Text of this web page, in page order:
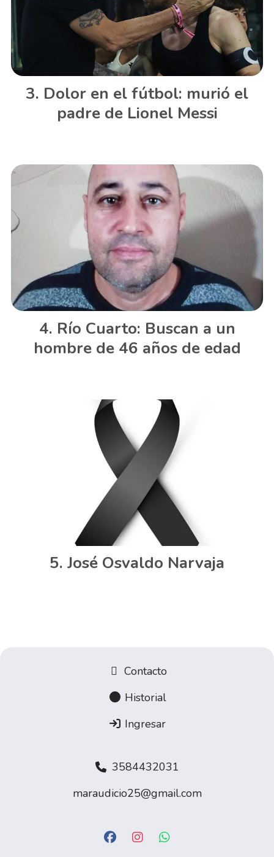
Dolor en el fútbol: murió el
padre de Lionel Messi
Río Cuarto: Buscan a un
hombre de 46 años de edad
José Osvaldo Narvaja
Contacto
Historial
Ingresar
3584432031
maraudicio25@gmail.com